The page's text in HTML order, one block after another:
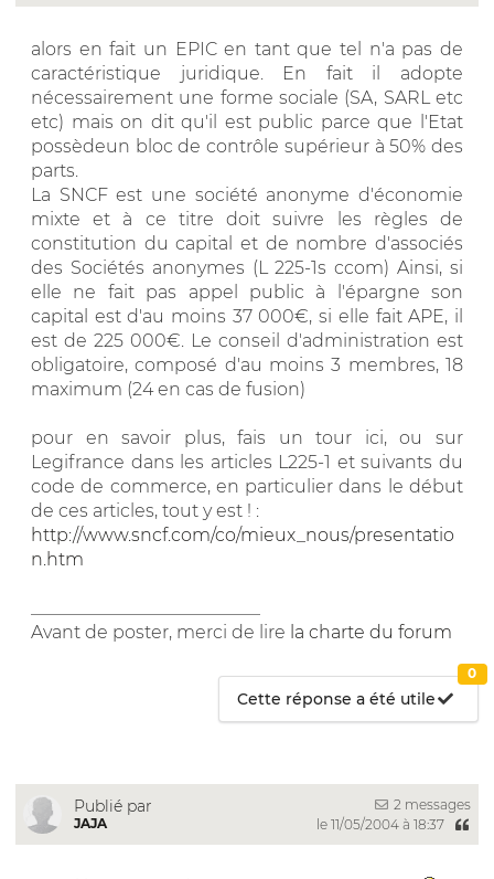
alors en fait un EPIC en tant que tel n'a pas de
caractéristique juridique. En fait il adopte
nécessairement une forme sociale (SA, SARL etc
etc) mais on dit qu'il est public parce que l'Etat
possèdeun bloc de contrôle supérieur à 50% des
parts.
La SNCF est une société anonyme d'économie
mixte et à ce titre doit suivre les règles de
constitution du capital et de nombre d'associés
des Sociétés anonymes (L 225-1s ccom) Ainsi, si
elle ne fait pas appel public à l'épargne son
capital est d'au moins 37 000€, si elle fait APE, il
est de 225 000€. Le conseil d'administration est
obligatoire, composé d'au moins 3 membres, 18
maximum (24 en cas de fusion)
pour en savoir plus, fais un tour ici, ou sur
Legifrance dans les articles L225-1 et suivants du
code de commerce, en particulier dans le début
de ces articles, tout y est ! :
http://www.sncf.com/co/mieux_nous/presentatio
n.htm
Avant de poster, merci de lire la charte du forum
Cette réponse a été utile
0
Publié par
JAJA
2 messages
le 11/05/2004 à 18:37